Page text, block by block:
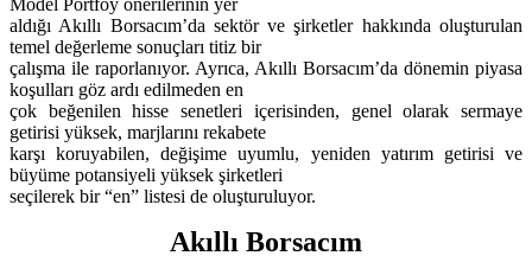
aldığı Akıllı Borsacım’da sektör ve şirketler hakkında oluşturulan
temel değerleme sonuçları titiz bir
çalışma ile raporlanıyor. Ayrıca, Akıllı Borsacım’da dönemin piyasa
koşulları göz ardı edilmeden en
çok beğenilen hisse senetleri içerisinden, genel olarak sermaye
getirisi yüksek, marjlarını rekabete
karşı koruyabilen, değişime uyumlu, yeniden yatırım getirisi ve
büyüme potansiyeli yüksek şirketleri
seçilerek bir “en” listesi de oluşturuluyor.
Akıllı Borsacım